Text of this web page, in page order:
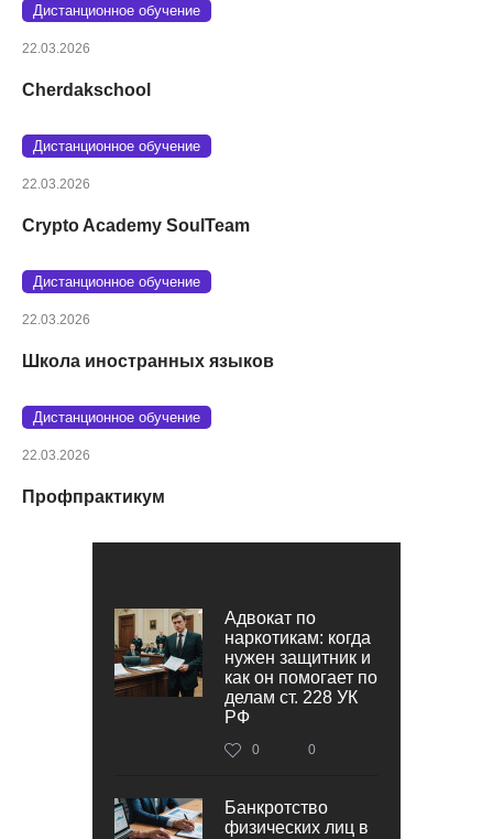
Дистанционное обучение
22.03.2026
Cherdakschool
Дистанционное обучение
22.03.2026
Crypto Academy SoulTeam
Дистанционное обучение
22.03.2026
Школа иностранных языков
Дистанционное обучение
22.03.2026
Профпрактикум
Адвокат по
наркотикам: когда
нужен защитник и
как он помогает по
делам ст. 228 УК
РФ
0 0
Банкротство
физических лиц в